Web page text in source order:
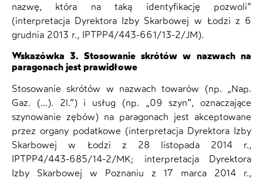
nazwę, która na taką identyfikację pozwoli”
(interpretacja Dyrektora Izby Skarbowej w Łodzi z 6
grudnia 2013 r., IPTPP4/443-661/13-2/JM).
Wskazówka 3. Stosowanie skrótów w nazwach na
paragonach jest prawidłowe
Stosowanie skrótów w nazwach towarów (np. „Nap.
Gaz. (…). 2l.”) i usług (np. „09 szyn”, oznaczające
szynowanie zębów) na paragonach jest akceptowane
przez organy podatkowe (interpretacja Dyrektora Izby
Skarbowej w Łodzi z 28 listopada 2014 r.,
IPTPP4/443-685/14-2/MK; interpretacja Dyrektora
Izby Skarbowej w Poznaniu z 17 marca 2014 r.,